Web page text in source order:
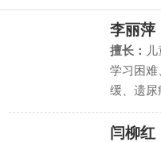
李丽萍
擅长：
学习困难
缓、遗尿
闫柳红